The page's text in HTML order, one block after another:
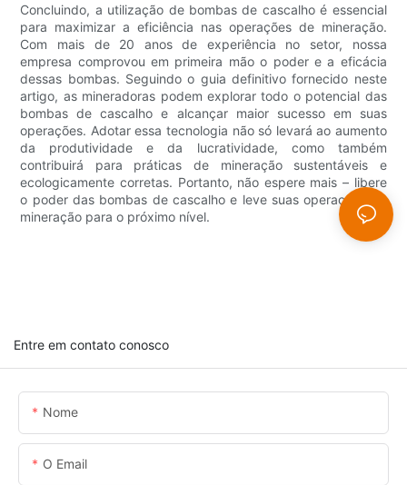
Concluindo, a utilização de bombas de cascalho é essencial
para maximizar a eficiência nas operações de mineração.
Com mais de 20 anos de experiência no setor, nossa
empresa comprovou em primeira mão o poder e a eficácia
dessas bombas. Seguindo o guia definitivo fornecido neste
artigo, as mineradoras podem explorar todo o potencial das
bombas de cascalho e alcançar maior sucesso em suas
operações. Adotar essa tecnologia não só levará ao aumento
da produtividade e da lucratividade, como também
contribuirá para práticas de mineração sustentáveis ​​e
ecologicamente corretas. Portanto, não espere mais – libere
o poder das bombas de cascalho e leve suas operações de
mineração para o próximo nível.
Entre em contato conosco
Nome
O Email